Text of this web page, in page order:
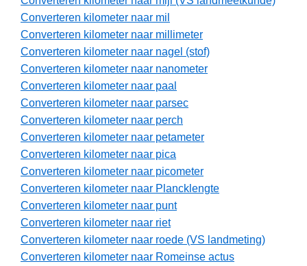
Converteren kilometer naar mil
Converteren kilometer naar millimeter
Converteren kilometer naar nagel (stof)
Converteren kilometer naar nanometer
Converteren kilometer naar paal
Converteren kilometer naar parsec
Converteren kilometer naar perch
Converteren kilometer naar petameter
Converteren kilometer naar pica
Converteren kilometer naar picometer
Converteren kilometer naar Plancklengte
Converteren kilometer naar punt
Converteren kilometer naar riet
Converteren kilometer naar roede (VS landmeting)
Converteren kilometer naar Romeinse actus